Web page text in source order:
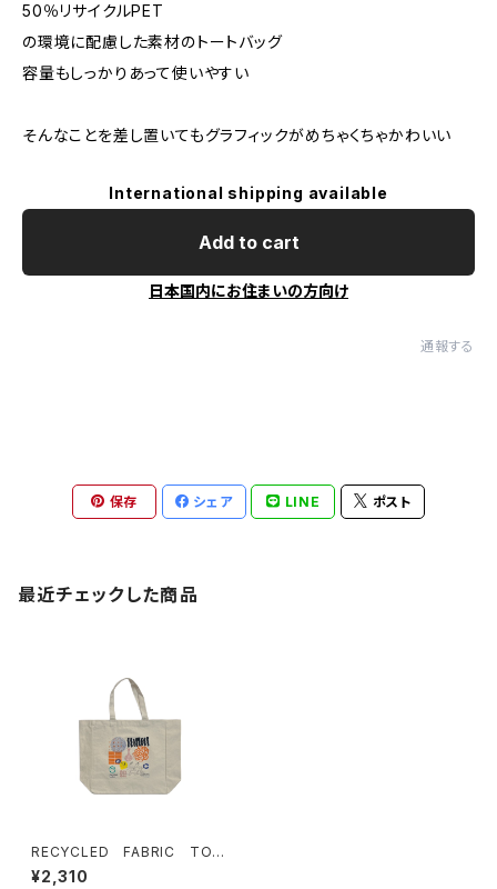
50％リサイクルPET
の環境に配慮した素材のトートバッグ
容量もしっかりあって使いやすい
そんなことを差し置いてもグラフィックがめちゃくちゃかわいい
International shipping available
Add to cart
日本国内にお住まいの方向け
通報する
保存 シェア LINE ポスト
最近チェックした商品
RECYCLED FABRIC TOT
E BAG
¥2,310